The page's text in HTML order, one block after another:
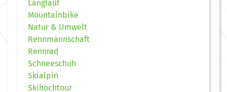
Langlauf
Mountainbike
Natur & Umwelt
Rennmannschaft
Rennrad
Schneeschuh
Skialpin
Skihochtour